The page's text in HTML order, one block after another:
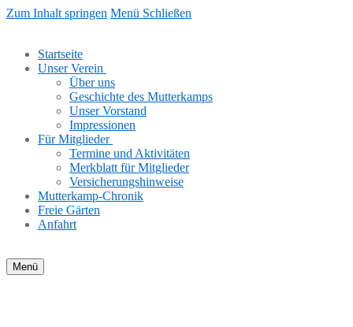
Zum Inhalt springen Menü Schließen
Startseite
Unser Verein
Über uns
Geschichte des Mutterkamps
Unser Vorstand
Impressionen
Für Mitglieder
Termine und Aktivitäten
Merkblatt für Mitglieder
Versicherungshinweise
Mutterkamp-Chronik
Freie Gärten
Anfahrt
Menü